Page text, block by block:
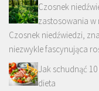
Czosnek
zastosowania w
Czosnek niedźwiedzi,
niezwykle fascynująca
Jak schudnąć
dieta